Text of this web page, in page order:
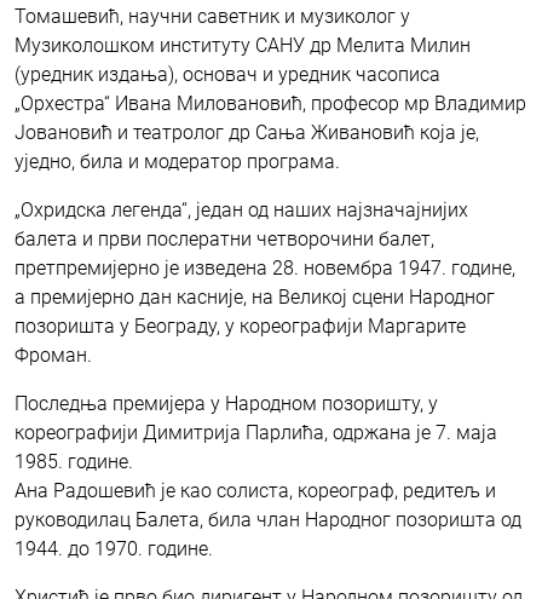
Томашевић, научни саветник и музиколог у
Музиколошком институту САНУ др Мелита Милин
(уредник издања), основач и уредник часописа
„Орхестра“ Ивана Миловановић, професор мр Владимир
Јовановић и театролог др Сања Живановић која је,
уједно, била и модератор програма.
„Охридска легенда“, један од наших најзначајнијих
балета и први послератни четворочини балет,
претпремијерно је изведена 28. новембра 1947. године,
а премијерно дан касније, на Великој сцени Народног
позоришта у Београду, у кореографији Маргарите
Фроман.
Последња премијера у Народном позоришту, у
кореографији Димитрија Парлића, одржана је 7. маја
1985. године.
Ана Радошевић је као солиста, кореограф, редитељ и
руководилац Балета, била члан Народног позоришта од
1944. до 1970. године.